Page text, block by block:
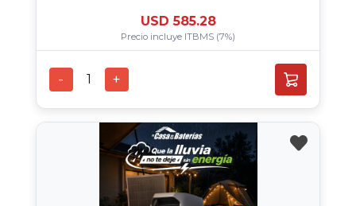
USD 585.28
Precio incluye ITBMS (7%)
- 1 +